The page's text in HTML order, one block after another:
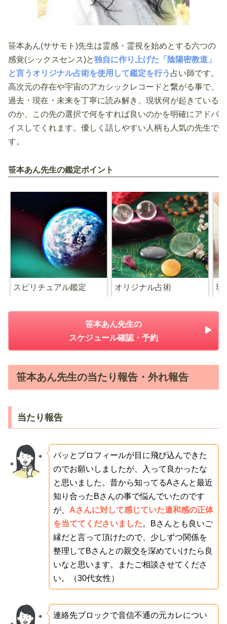
笹本あん(ササモト)先生は霊感・霊視を始めとする六つの
感覚(シックスセンス)と独自に作り上げた「陰陽密教道」
と言うオリジナル占術を使用して鑑定を行う 占い師です。
高次元の存在や宇宙のアカシックレコードと繋がる事で、
過去・現在・未来を丁寧に読み解き、現状何が起きている
のか、この先の選択で何をすれば良いのかを明確にアドバ
イスしてくれます。優しく話しやすい人柄も人気の先生で
す。
笹本あん先生の鑑定ポイント
スピリチュアル鑑定 オリジナル占術 現
笹本あん先生の
スケジュール確認・予約
笹本あん先生の当たり報告・外れ報告
当たり報告
パッとプロフィールが目に飛び込んできた
のでお願いしましたが、入って良かったな
と思いました。昔から知ってるAさんと最近
知り合ったBさんの事で悩んでいたのです
が、 Aさんに対して感じていた違和感の正体
を当ててくださいました。Bさんとも良いご
縁だと言って頂けたので、少しずつ関係を
整理してBさんとの親交を深めていけたら良
いなと思います。またご相談させてくださ
い。（30代女性）
連絡先ブロックで音信不通の元カレについ